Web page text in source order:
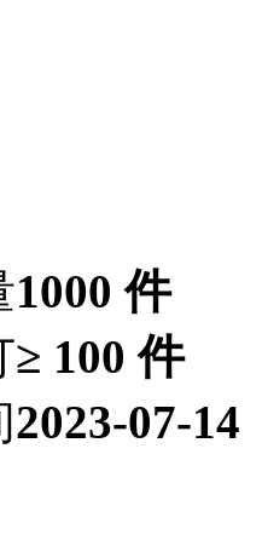
1000 件
≥ 100 件
2023-07-14